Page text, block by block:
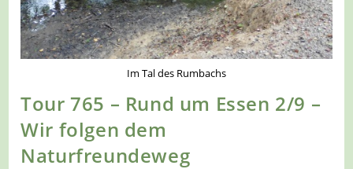
Im Tal des Rumbachs
Tour 765 – Rund um Essen 2/9 –
Wir folgen dem
Naturfreundeweg